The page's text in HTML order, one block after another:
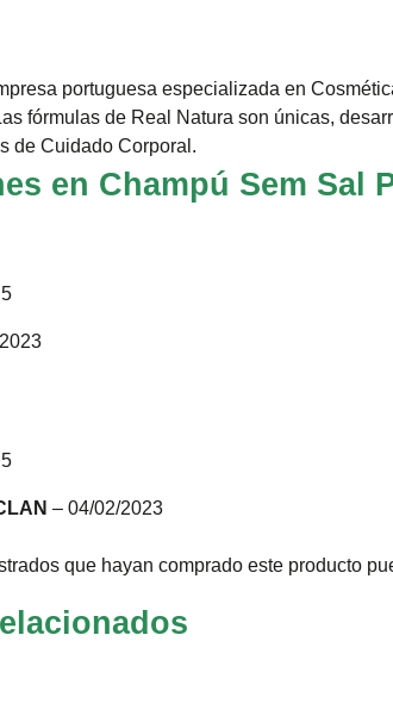
portuguesa especializada en
fórmulas de Real Natura son únicas,
de Cuidado Corporal.
en Champú Sem Sal
– 04/02/2023
que hayan comprado este producto